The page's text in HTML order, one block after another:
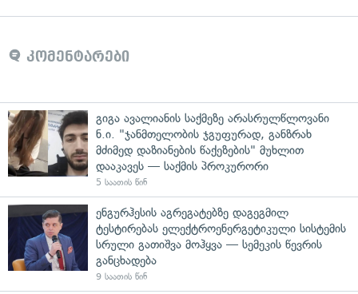
კომენტარები
გიგა ავალიანის საქმეზე არასრულწლოვანი
ნ.ი. "ჯანმთელობის ჯგუფურად, განზრახ
მძიმედ დაზიანების წაქეზების" მუხლით
დააკავეს — საქმის პროკურორი
5 საათის წინ
ენგურჰესის აგრეგატებზე დაგეგმილ
ტესტირებას ელექტროენერგეტიკული სისტემის
სრული გათიშვა მოჰყვა — სემეკის წევრის
განცხადება
9 საათის წინ